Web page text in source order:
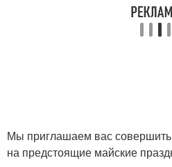
Мы приглашаем вас
на предстоящие майские